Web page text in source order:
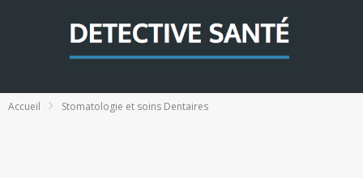
Accueil Stomatologie et soins Dentaires